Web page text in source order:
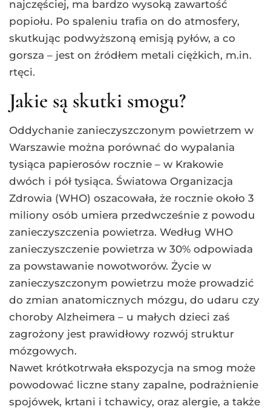
najczęściej, ma bardzo wysoką zawartość
popiołu. Po spaleniu trafia on do atmosfery,
skutkując podwyższoną emisją pyłów, a co
gorsza – jest on źródłem metali ciężkich, m.in.
rtęci.
Jakie są skutki smogu?
Oddychanie zanieczyszczonym powietrzem w
Warszawie można porównać do wypalania
tysiąca papierosów rocznie – w Krakowie
dwóch i pół tysiąca. Światowa Organizacja
Zdrowia (WHO) oszacowała, że rocznie około 3
miliony osób umiera przedwcześnie z powodu
zanieczyszczenia powietrza. Według WHO
zanieczyszczenie powietrza w 30% odpowiada
za powstawanie nowotworów. Życie w
zanieczyszczonym powietrzu może prowadzić
do zmian anatomicznych mózgu, do udaru czy
choroby Alzheimera – u małych dzieci zaś
zagrożony jest prawidłowy rozwój struktur
mózgowych.
Nawet krótkotrwała ekspozycja na smog może
powodować liczne stany zapalne, podrażnienie
spojówek, krtani i tchawicy, oraz alergie, a także